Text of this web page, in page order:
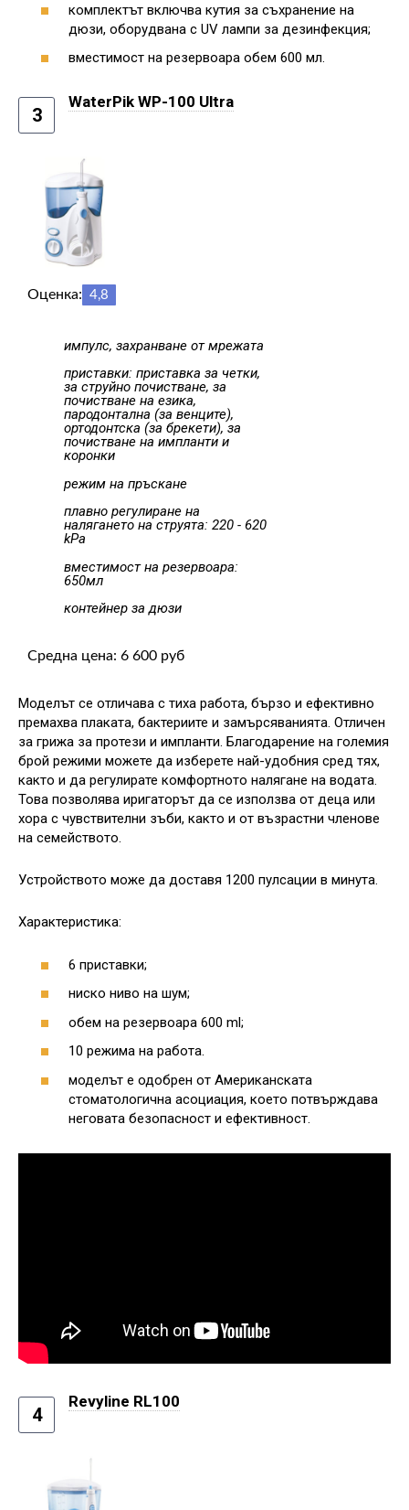
комплектът включва кутия за съхранение на
дюзи, оборудвана с UV лампи за дезинфекция;
вместимост на резервоара обем 600 мл.
3
WaterPik WP-100 Ultra
Оценка: 4,8
импулс, захранване от мрежата
приставки: приставка за четки,
за струйно почистване, за
почистване на езика,
пародонтална (за венците),
ортодонтска (за брекети), за
почистване на импланти и
коронки
режим на пръскане
плавно регулиране на
налягането на струята: 220 - 620
kPa
вместимост на резервоара:
650мл
контейнер за дюзи
Средна цена: 6 600 руб
Моделът се отличава с тиха работа, бързо и ефективно
премахва плаката, бактериите и замърсяванията. Отличен
за грижа за протези и импланти. Благодарение на големия
брой режими можете да изберете най-удобния сред тях,
както и да регулирате комфортното налягане на водата.
Това позволява иригаторът да се използва от деца или
хора с чувствителни зъби, както и от възрастни членове
на семейството.
Устройството може да доставя 1200 пулсации в минута.
Характеристика:
6 приставки;
ниско ниво на шум;
обем на резервоара 600 ml;
10 режима на работа.
моделът е одобрен от Американската
стоматологична асоциация, което потвърждава
неговата безопасност и ефективност.
4
Revyline RL100